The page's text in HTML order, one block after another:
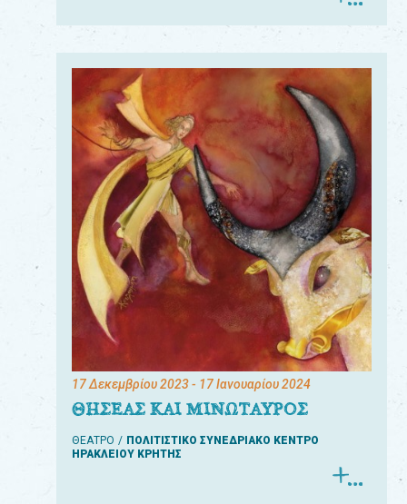
17 Δεκεμβρίου 2023- 17 Ιανουαρίου 2024
ΘΗΣΕΑΣ ΚΑΙ ΜΙΝΩΤΑΥΡΟΣ
ΘΕΑΤΡΟ
ΠΟΛΙΤΙΣΤΙΚΟ ΣΥΝΕΔΡΙΑΚΟ ΚΕΝΤΡΟ
ΗΡΑΚΛΕΙΟΥ ΚΡΗΤΗΣ